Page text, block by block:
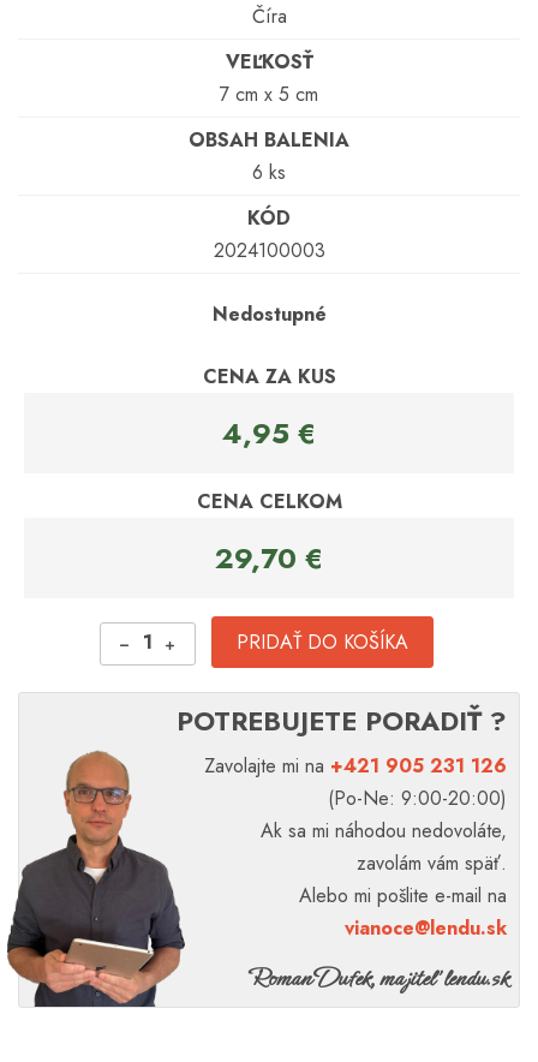
Číra
VEĽKOSŤ
7 cm x 5 cm
OBSAH BALENIA
6 ks
KÓD
2024100003
Nedostupné
CENA ZA KUS
4,95 €
CENA CELKOM
29,70 €
1 PRIDAŤ DO KOŠÍKA
POTREBUJETE PORADIŤ ?
Zavolajte mi na +421 905 231 126
(Po-Ne: 9:00-20:00)
Ak sa mi náhodou nedovoláte,
zavolám vám späť.
Alebo mi pošlite e-mail na
vianoce@lendu.sk
Roman Dufek, majiteľ lendu.sk